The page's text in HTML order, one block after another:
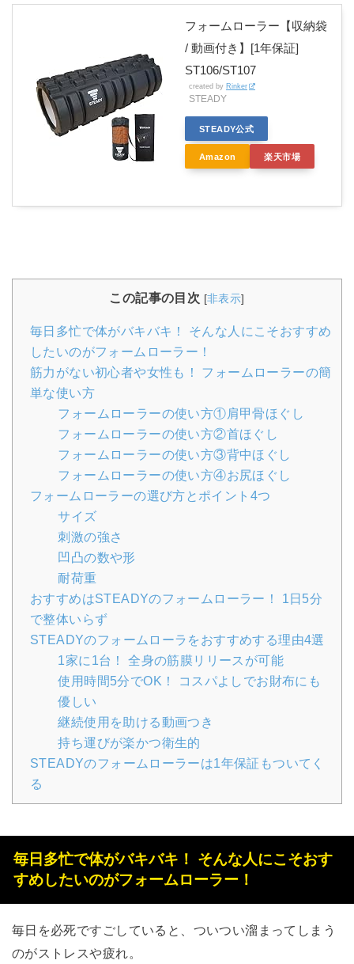
フォームローラー【収納袋
/ 動画付き】[1年保証]
ST106/ST107
created by Rinker
STEADY
STEADY公式
Amazon 楽天市場
この記事の目次 [非表示]
毎日多忙で体がバキバキ！ そんな人にこそおすすめ
したいのがフォームローラー！
筋力がない初心者や女性も！ フォームローラーの簡
単な使い方
フォームローラーの使い方①肩甲骨ほぐし
フォームローラーの使い方②首ほぐし
フォームローラーの使い方③背中ほぐし
フォームローラーの使い方④お尻ほぐし
フォームローラーの選び方とポイント4つ
サイズ
刺激の強さ
凹凸の数や形
耐荷重
おすすめはSTEADYのフォームローラー！ 1日5分
で整体いらず
STEADYのフォームローラをおすすめする理由4選
1家に1台！ 全身の筋膜リリースが可能
使用時間5分でOK！ コスパよしでお財布にも
優しい
継続使用を助ける動画つき
持ち運びが楽かつ衛生的
STEADYのフォームローラーは1年保証もついてく
る
毎日多忙で体がバキバキ！ そんな人にこそおす
すめしたいのがフォームローラー！
毎日を必死ですごしていると、ついつい溜まってしまう
のがストレスや疲れ。